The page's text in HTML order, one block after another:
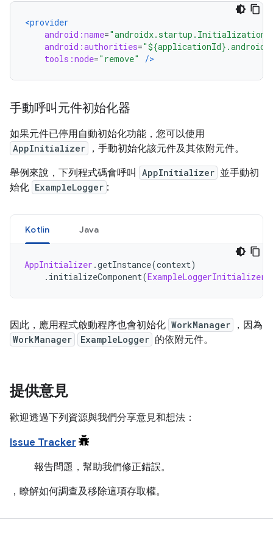
<provider
android:name=
android:authorities=
tools:node="remove" />
手動呼叫元件初始化器
如果元件已停用自動初始化功能，您可以使用
AppInitializer
，手動初始化該元件及其依附元件。
舉例來說，下列程式碼會呼叫
AppInitializer 並手動初
始化 ExampleLogger :
Kotlin Java
AppInitializer .getInstance(context)
. initializeComponent(ExampleLoggerInitializer
因此，應用程式啟動程序也會初始化 WorkManager ，因為
WorkManager ExampleLogger 的依附元件。
提供意見
歡迎透過下列資源與我們分享意見和想法：
Issue Tracker
報告問題，幫助我們修正錯誤。
，瞭解如何調查及移除這項存取權。